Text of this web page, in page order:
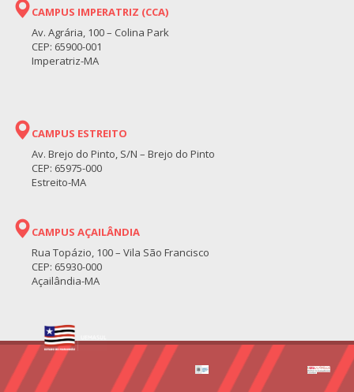
CAMPUS IMPERATRIZ (CCA)
Av. Agrária, 100 – Colina Park
CEP: 65900-001
Imperatriz-MA
CAMPUS ESTREITO
Av. Brejo do Pinto, S/N – Brejo do Pinto
CEP: 65975-000
Estreito-MA
CAMPUS AÇAILÂNDIA
Rua Topázio, 100 – Vila São Francisco
CEP: 65930-000
Açailândia-MA